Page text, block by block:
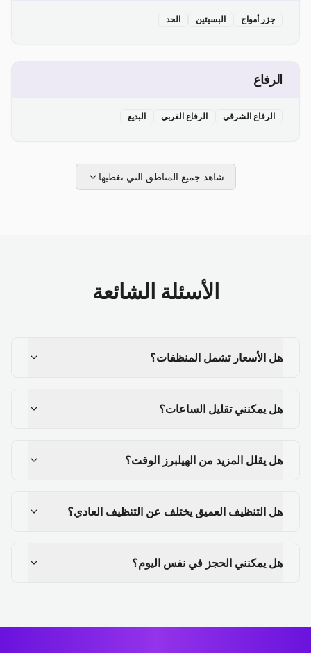
جزر أمواج البسيتين الحد
الرفاع
الرفاع الشرقي الرفاع الغربي البديع
شاهد جميع المناطق التي نغطيها
الأسئلة الشائعة
هل الأسعار تشمل المنظفات؟
هل يمكنني تقليل الساعات؟
هل يقلل المزيد من الهيلبرز الوقت؟
هل التنظيف العميق يختلف عن التنظيف العادي؟
هل يمكنني الحجز في نفس اليوم؟